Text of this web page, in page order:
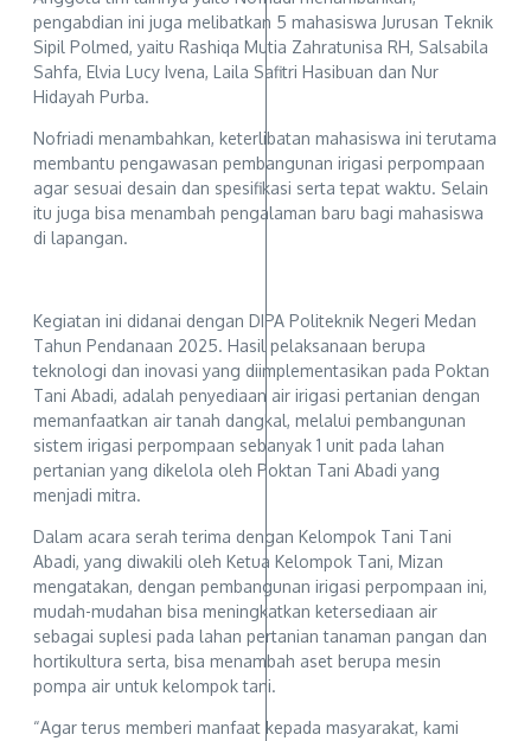
pengabdian ini juga melibatkan 5 mahasiswa Jurusan Teknik
Sipil Polmed, yaitu Rashiqa Mutia Zahratunisa RH, Salsabila
Sahfa, Elvia Lucy Ivena, Laila Safitri Hasibuan dan Nur
Hidayah Purba.
Nofriadi menambahkan, keterlibatan mahasiswa ini terutama
membantu pengawasan pembangunan irigasi perpompaan
agar sesuai desain dan spesifikasi serta tepat waktu. Selain
itu juga bisa menambah pengalaman baru bagi mahasiswa
di lapangan.
Kegiatan ini didanai dengan DIPA Politeknik Negeri Medan
Tahun Pendanaan 2025. Hasil pelaksanaan berupa
teknologi dan inovasi yang diimplementasikan pada Poktan
Tani Abadi, adalah penyediaan air irigasi pertanian dengan
memanfaatkan air tanah dangkal, melalui pembangunan
sistem irigasi perpompaan sebanyak 1 unit pada lahan
pertanian yang dikelola oleh Poktan Tani Abadi yang
menjadi mitra.
Dalam acara serah terima dengan Kelompok Tani Tani
Abadi, yang diwakili oleh Ketua Kelompok Tani, Mizan
mengatakan, dengan pembangunan irigasi perpompaan ini,
mudah-mudahan bisa meningkatkan ketersediaan air
sebagai suplesi pada lahan pertanian tanaman pangan dan
hortikultura serta, bisa menambah aset berupa mesin
pompa air untuk kelompok tani.
“Agar terus memberi manfaat kepada masyarakat, kami